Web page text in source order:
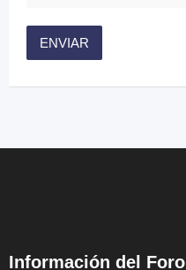
Información del Foro